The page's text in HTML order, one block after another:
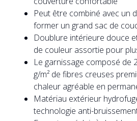
Peut être combiné avec un
former un grand sac de
Doublure intérieure douce
de couleur assortie pour
Le garnissage composé de
g/m² de fibres creuses
chaleur agréable en
Matériau extérieur
technologie anti-